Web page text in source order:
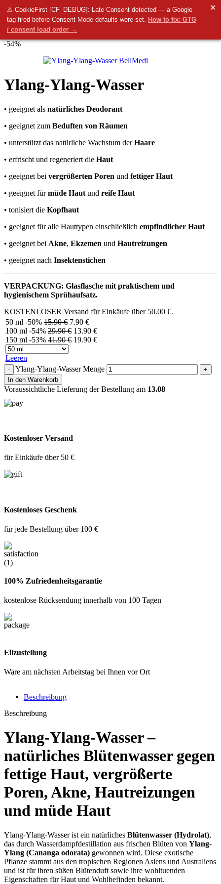
⚠ CookieFirst [CF_DEBUG]: Late Consent detected — a Google
tag fired before Consent Mode defaults were set. How to fix: GTG
/ consent load order →
✕
Menü
0 items 0.00
StartseiteArten von Kosmetika
-54%
Ylang-Ylang-Wasser
• geeignet als natürliches Deodorant
• geeignet zum Beduften von Räumen
• unterstützt das natürliche Wachstum derHaare
• erfrischt und regeneriert die Haut
• geeignet bei vergrößerten Poren und fettiger Haut
• geeignet fürmüde Haut und reife Haut
• tonisiert die Kopfhaut
• geeignet für alle Hauttypen einschließlich empfindlicher Haut
• geeignet bei Akne, Ekzemen und Hautreizungen
• geeignet nach Insektenstichen
VERPACKUNG: Glasflasche mit praktischem und
hygienischem Sprühaufsatz.
KOSTENLOSER Versand für Einkäufe über 50.00 €.
50 ml -50% 15.90€ 7.90 €
100 ml -54% 29.90€ 13.90 €
150 ml -53% 41.90€ 19.90 €
Leeren
Ylang-Ylang-Wasser Menge
In den Warenkorb
Voraussichtliche Lieferung der Bestellung am 13.08
Kostenloser Versand
für Einkäufe über 50 €
Kostenloses Geschenk
für jede Bestellung über 100 €
100% Zufriedenheitsgarantie
kostenlose Rücksendung innerhalb von 100 Tagen
Eilzustellung
Ware am nächsten Arbeitstag bei Ihnen vor Ort
Beschreibung
Beschreibung
Ylang-Ylang-Wasser –
natürliches Blütenwasser gegen
fettige Haut, vergrößerte
Poren,Akne, Hautreizungen
und müde Haut
Ylang-Ylang-Wasser ist ein natürliches Blütenwasser (Hydrolat),
das durch Wasserdampfdestillation aus frischen Blüten von Ylang-
Ylang (Cananga odorata) gewonnen wird. Diese exotische
Pflanze stammt aus den tropischen Regionen Asiens und Australiens
und ist für ihren süßen Blütenduft sowie ihre wohltuenden
Eigenschaften für Haut und Wohlbefinden bekannt.